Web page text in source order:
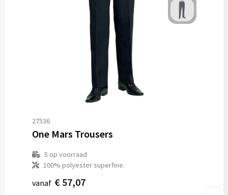
27536
One Mars Trousers
5 op voorraad
100% polyester superfine.
vanaf € 57,07